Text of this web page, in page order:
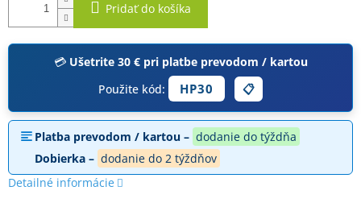
Pridať do košíka
💳 Ušetrite 30 € pri platbe prevodom / kartou
Použite kód:
HP30 📋
Platba prevodom / kartou – dodanie do týždňa
Dobierka – dodanie do 2 týždňov
Detailné informácie